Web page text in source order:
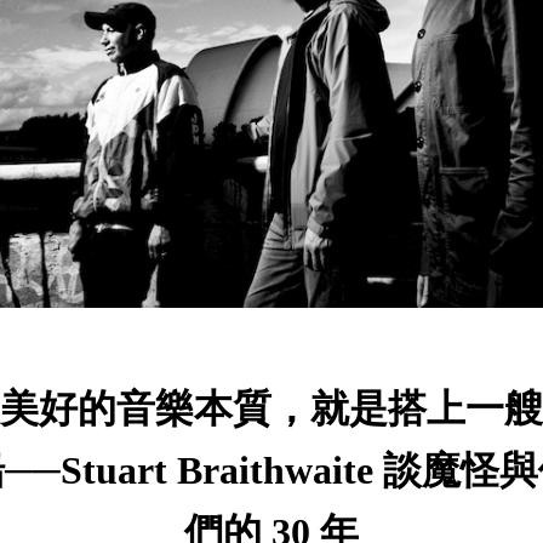
好的音樂本質，就是搭上一
Braithwaite 談魔怪
們的 30 年